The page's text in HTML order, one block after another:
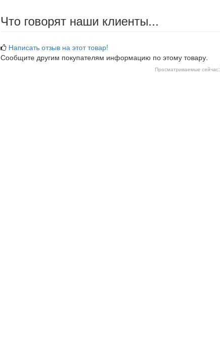
Что говорят наши клиенты...
Написать отзыв на этот товар!
Сообщите другим покупателям информацию по этому товару.
Просматриваемые сейчас: